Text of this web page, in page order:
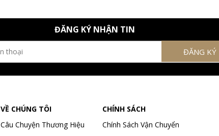
ĐĂNG KÝ NHẬN TIN
VỀ CHÚNG TÔI
Câu Chuyện Thương Hiệu
CHÍNH SÁCH
Chính Sách Vận Chuyển